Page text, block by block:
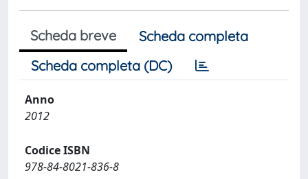
Scheda breve
Scheda completa
Scheda completa (DC)
Anno
2012
Codice ISBN
978-84-8021-836-8